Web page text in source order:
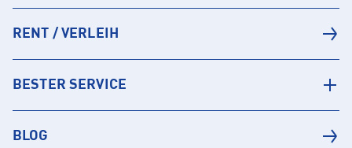
RENT / VERLEIH
BESTER SERVICE
BLOG